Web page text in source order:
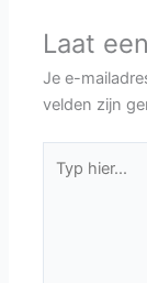
Laat
Je e-
velden zijn
hier...